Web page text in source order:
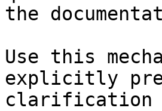
the
Use this
explicitly
clarification